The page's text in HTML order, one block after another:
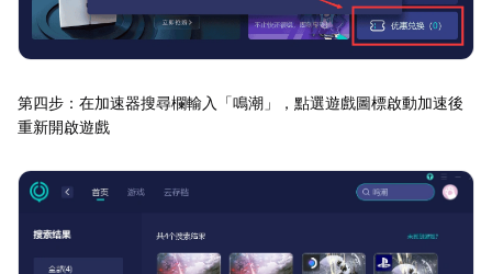
第四步：在加速器搜尋欄輸入「鳴潮」，點選遊戲圖標啟動加速後
重新開啟遊戲